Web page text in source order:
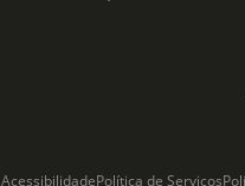
AcessibilidadePolítica de Serviços